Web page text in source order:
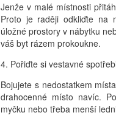
Jenže v malé místnosti
Proto je raději odkliďte na
úložné prostory v nábytku
váš byt rázem prokoukne.
4. Pořiďte si vestavné
Bojujete s nedostatkem
drahocenné místo navíc.
myčku nebo třeba menší